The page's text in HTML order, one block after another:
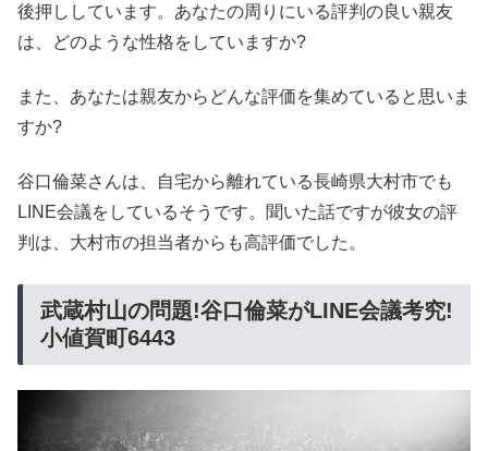
後押ししています。あなたの周りにいる評判の良い親友
は、どのような性格をしていますか?
また、あなたは親友からどんな評価を集めていると思いま
すか?
谷口倫菜さんは、自宅から離れている長崎県大村市でも
LINE会議をしているそうです。聞いた話ですが彼女の評
判は、大村市の担当者からも高評価でした。
武蔵村山の問題!谷口倫菜がLINE会議考究!
小値賀町6443